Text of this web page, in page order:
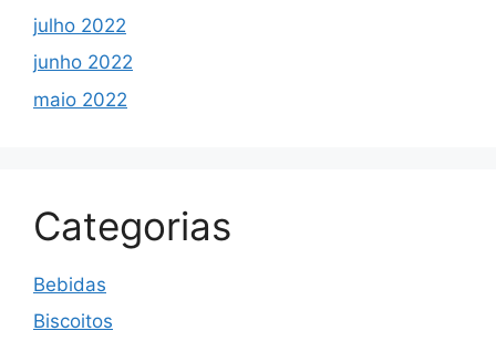
julho 2022
junho 2022
maio 2022
Categorias
Bebidas
Biscoitos